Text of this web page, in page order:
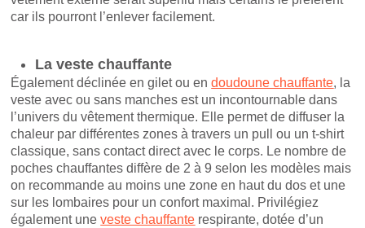
car ils pourront l’enlever facilement.
La veste chauffante
Également déclinée en gilet ou endoudoune chauffante, la
veste avec ou sans manches est un incontournable dans
l’univers du vêtement thermique. Elle permet de diffuser la
chaleur par différentes zones à travers un pull ou un t-shirt
classique, sans contact direct avec le corps. Le nombre de
poches chauffantes diffère de 2 à 9 selon les modèles mais
on recommande au moins une zone en haut du dos et une
sur les lombaires pour un confort maximal. Privilégiez
également uneveste chauffante respirante, dotée d’un